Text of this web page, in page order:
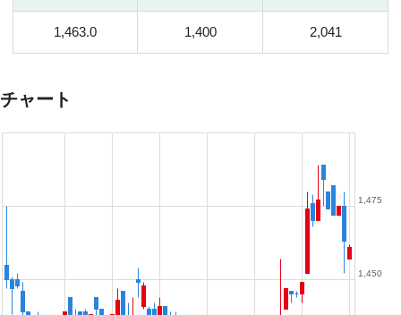
1,463.0 1,400 2,041
チャート
1,450
1,475